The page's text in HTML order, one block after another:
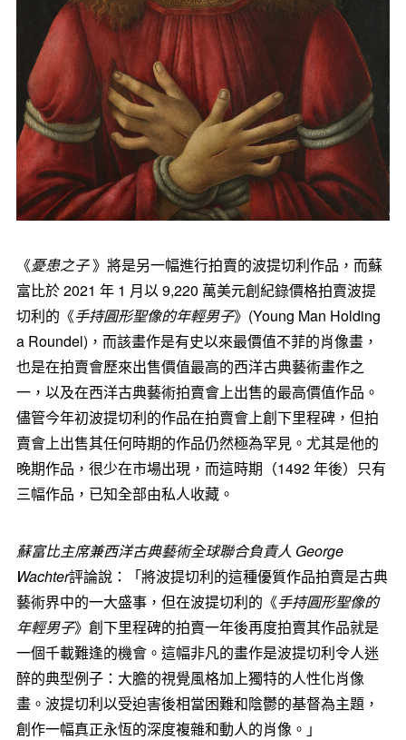
《憂患之子》將是另一幅進行拍賣的波提切利作品，而蘇
富比於 2021 年 1 月以 9,220 萬美元創紀錄價格拍賣波提
切利的《手持圓形聖像的年輕男子》(Young Man Holding
a Roundel)，而該畫作是有史以來最價值不菲的肖像畫，
也是在拍賣會歷來出售價值最高的西洋古典藝術畫作之
一，以及在西洋古典藝術拍賣會上出售的最高價值作品。
儘管今年初波提切利的作品在拍賣會上創下里程碑，但拍
賣會上出售其任何時期的作品仍然極為罕見。尤其是他的
晚期作品，很少在市場出現，而這時期（1492 年後）只有
三幅作品，已知全部由私人收藏。
蘇富比主席兼西洋古典藝術全球聯合負責人 George
Wachter評論說：「將波提切利的這種優質作品拍賣是古典
藝術界中的一大盛事，但在波提切利的《手持圓形聖像的
年輕男子》創下里程碑的拍賣一年後再度拍賣其作品就是
一個千載難逢的機會。這幅非凡的畫作是波提切利令人迷
醉的典型例子：大膽的視覺風格加上獨特的人性化肖像
畫。波提切利以受迫害後相當困難和陰鬱的基督為主題，
創作一幅真正永恆的深度複雜和動人的肖像。」